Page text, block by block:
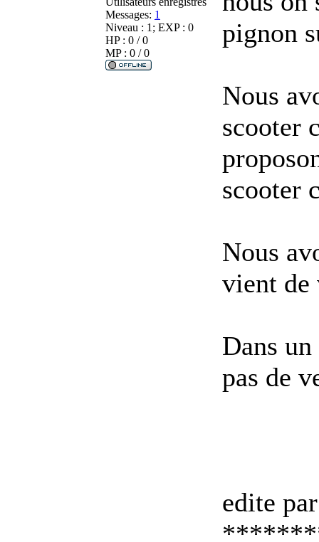
Messages: 1
Niveau : 1; EXP : 0
HP : 0 / 0
MP : 0 / 0
pignon
Nous
scooter
scooter
Nous
vient
Dans
pas de
edite